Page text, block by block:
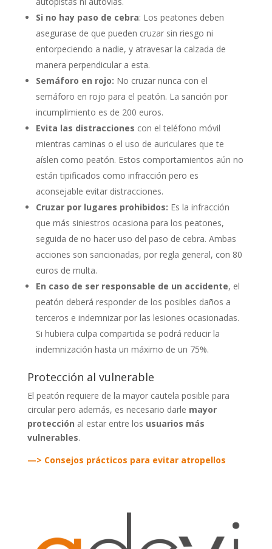
Si no hay paso de cebra: Los peatones deben
asegurase de que pueden cruzar sin riesgo ni
entorpeciendo a nadie, y atravesar la calzada de
manera perpendicular a esta.
Semáforo en rojo: No cruzar nunca con el
semáforo en rojo para el peatón. La sanción por
incumplimiento es de 200 euros.
Evita las distracciones con el teléfono móvil
mientras caminas o el uso de auriculares que te
aíslen como peatón. Estos comportamientos aún no
están tipificados como infracción pero es
aconsejable evitar distracciones.
Cruzar por lugares prohibidos: Es la infracción
que más siniestros ocasiona para los peatones,
seguida de no hacer uso del paso de cebra. Ambas
acciones son sancionadas, por regla general, con 80
euros de multa.
En caso de ser responsable de un accidente, el
peatón deberá responder de los posibles daños a
terceros e indemnizar por las lesiones ocasionadas.
Si hubiera culpa compartida se podrá reducir la
indemnización hasta un máximo de un 75%.
Protección al vulnerable
El peatón requiere de la mayor cautela posible para
circular pero además, es necesario darle mayor
protección al estar entre los usuarios más
vulnerables.
—> Consejos prácticos para evitar atropellos